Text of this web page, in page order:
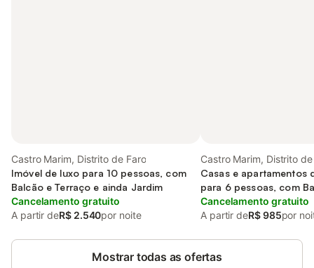
Castro Marim, Distrito de Faro
Imóvel de luxo para 10 pessoas, com
Balcão e Terraço e ainda Jardim
Cancelamento gratuito
A partir deR$ 2.540por noite
Castro Marim, Distrito
Casas e apartamentos
para 6 pessoas, com
e ainda Jardim and
Cancelamento gratuito
A partir deR$ 985por
Mostrar todas as ofertas